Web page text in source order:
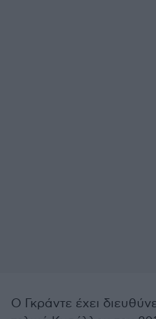
Ο Γκράντε έχει